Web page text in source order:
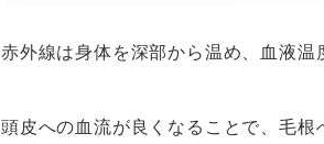
赤外線は身体を深部から温め、血液温
頭皮への血流が良くなることで、毛